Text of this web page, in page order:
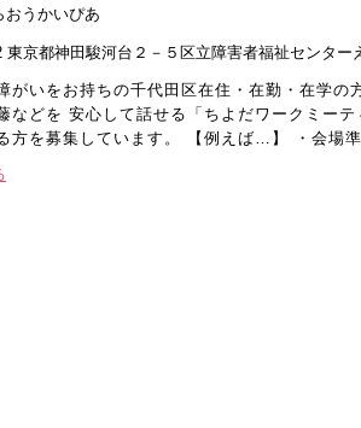
おうかいぴあ
東京都神田駿河台２－５区立障害者福祉センタ
がいをお持ちの千代田区在住・在勤・在学
などを 安心して話せる「ちよだワークミー
方を募集しています。 【例えば…】 ・会場